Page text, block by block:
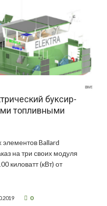
буксир-
топливными
элементов Ballard
на три своих модуля
киловатт (кВт) от
0